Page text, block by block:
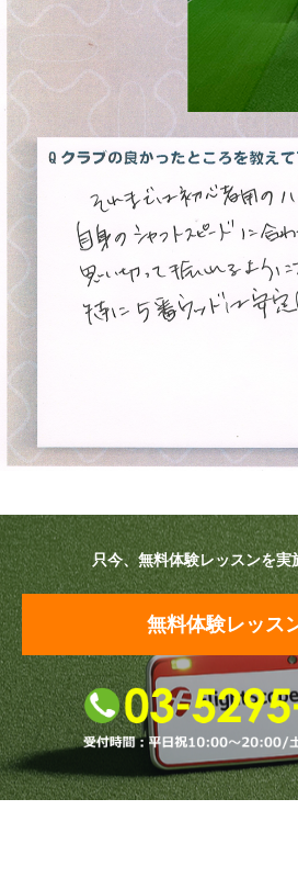
自分に合うクラブが欲しい
法人向けプラン
プラン・料金
店舗一覧
関東（神奈川・埼玉・千葉）
受講生の声
採用情報
会員様ログイン
只今、無料体験レッスンを実
無料体験レッス